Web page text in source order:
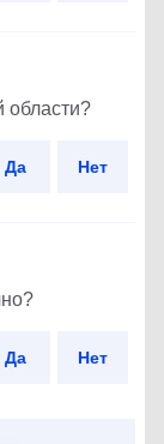
области?
Да Нет
Да Нет